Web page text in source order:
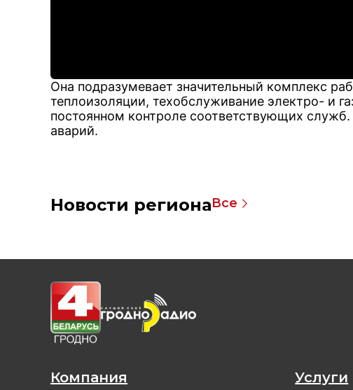
Она подразумевает значительный комплекс
теплоизоляции, техобслуживание электро- и
постоянном контроле соответствующих
аварий.
Новости регионаВсе
Компания Услуги